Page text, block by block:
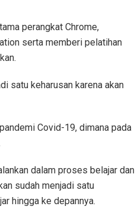
perangkat Chrome,
serta memberi pelatihan
satu keharusan karena akan
Covid-19, dimana pada
dalam proses belajar dan
sudah menjadi satu
hingga ke depannya.